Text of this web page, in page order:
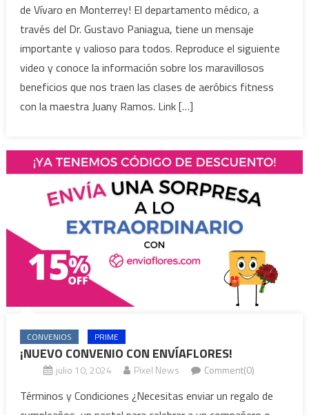
de Vívaro en Monterrey! El departamento médico, a
través del Dr. Gustavo Paniagua, tiene un mensaje
importante y valioso para todos. Reproduce el siguiente
video y conoce la información sobre los maravillosos
beneficios que nos traen las clases de aeróbics fitness
con la maestra Juany Ramos. Link […]
CONVENIOS PRIME
¡NUEVO CONVENIO CON ENVÍAFLORES!
julio 10, 2024 Pixel News Comment(0)
Términos y Condiciones ¿Necesitas enviar un regalo de